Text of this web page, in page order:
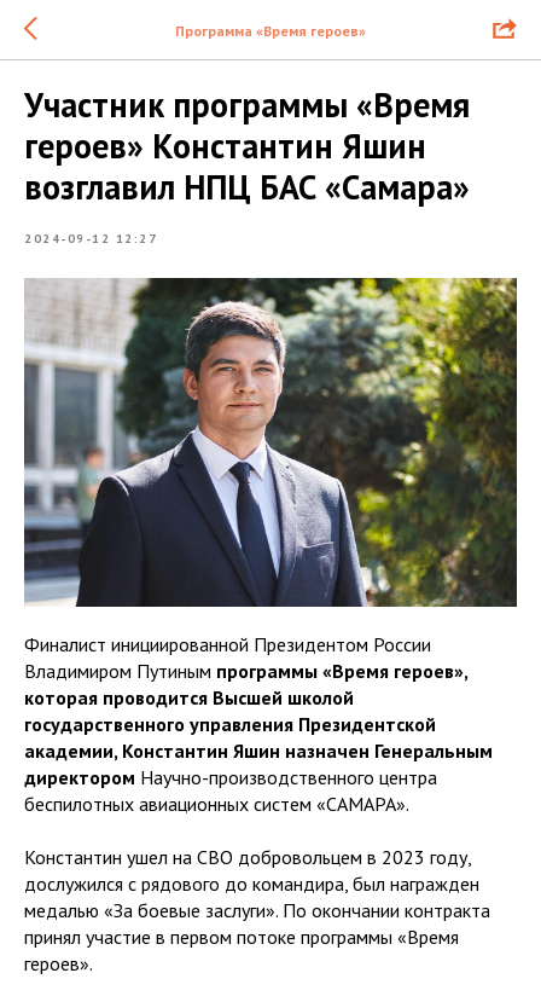
Программа «Время героев»
Участник программы «Время
героев» Константин Яшин
возглавил НПЦ БАС «Самара»
2024-09-12 12:27
Финалист инициированной Президентом России
Владимиром Путиным программы «Время героев»,
которая проводится Высшей школой
государственного управления Президентской
академии, Константин Яшин назначен Генеральным
директором Научно-производственного центра
беспилотных авиационных систем «САМАРА».
Константин ушел на СВО добровольцем в 2023 году,
дослужился с рядового до командира, был награжден
медалью «За боевые заслуги». По окончании контракта
принял участие в первом потоке программы «Время
героев».